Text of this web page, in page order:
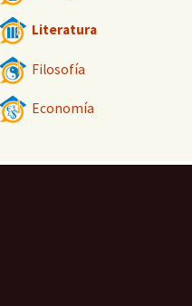
Literatura
Filosofía
Economía